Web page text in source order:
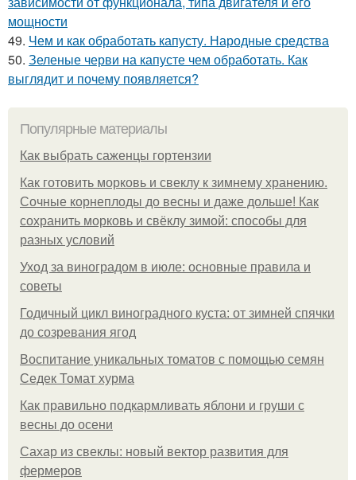
мощности
49. Чем и как обработать капусту. Народные средства
50. Зеленые черви на капусте чем обработать. Как
выглядит и почему появляется?
Популярные материалы
Как выбрать саженцы гортензии
Как готовить морковь и свеклу к зимнему хранению.
Сочные корнеплоды до весны и даже дольше! Как
сохранить морковь и свёклу зимой: способы для
разных условий
Уход за виноградом в июле: основные правила и
советы
Годичный цикл виноградного куста: от зимней спячки
до созревания ягод
Воспитание уникальных томатов с помощью семян
Седек Томат хурма
Как правильно подкармливать яблони и груши с
весны до осени
Сахар из свеклы: новый вектор развития для
фермеров